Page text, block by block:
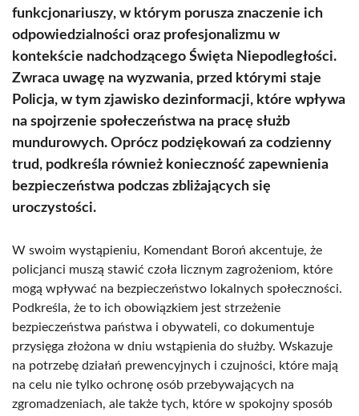
funkcjonariuszy, w którym porusza znaczenie ich
odpowiedzialności oraz profesjonalizmu w
kontekście nadchodzącego Święta Niepodległości.
Zwraca uwagę na wyzwania, przed którymi staje
Policja, w tym zjawisko dezinformacji, które wpływa
na spojrzenie społeczeństwa na pracę służb
mundurowych. Oprócz podziękowań za codzienny
trud, podkreśla również konieczność zapewnienia
bezpieczeństwa podczas zbliżających się
uroczystości.
W swoim wystąpieniu, Komendant Boroń akcentuje, że
policjanci muszą stawić czoła licznym zagrożeniom, które
mogą wpływać na bezpieczeństwo lokalnych społeczności.
Podkreśla, że to ich obowiązkiem jest strzeżenie
bezpieczeństwa państwa i obywateli, co dokumentuje
przysięga złożona w dniu wstąpienia do służby. Wskazuje
na potrzebę działań prewencyjnych i czujności, które mają
na celu nie tylko ochronę osób przebywających na
zgromadzeniach, ale także tych, które w spokojny sposób